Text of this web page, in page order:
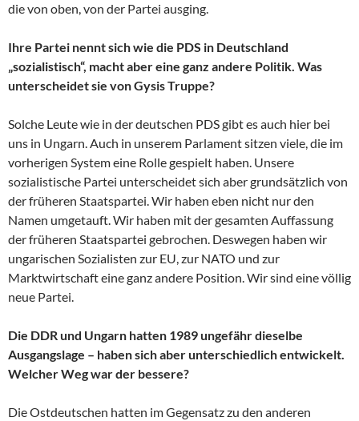
die von oben, von der Partei ausging.
Ihre Partei nennt sich wie die PDS in Deutschland
„sozialistisch“, macht aber eine ganz andere Politik. Was
unterscheidet sie von Gysis Truppe?
Solche Leute wie in der deutschen PDS gibt es auch hier bei
uns in Ungarn. Auch in unserem Parlament sitzen viele, die im
vorherigen System eine Rolle gespielt haben. Unsere
sozialistische Partei unterscheidet sich aber grundsätzlich von
der früheren Staatspartei. Wir haben eben nicht nur den
Namen umgetauft. Wir haben mit der gesamten Auffassung
der früheren Staatspartei gebrochen. Deswegen haben wir
ungarischen Sozialisten zur EU, zur NATO und zur
Marktwirtschaft eine ganz andere Position. Wir sind eine völlig
neue Partei.
Die DDR und Ungarn hatten 1989 ungefähr dieselbe
Ausgangslage – haben sich aber unterschiedlich entwickelt.
Welcher Weg war der bessere?
Die Ostdeutschen hatten im Gegensatz zu den anderen